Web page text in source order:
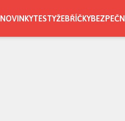
NOVINKYTESTYŽEBŘÍČKY